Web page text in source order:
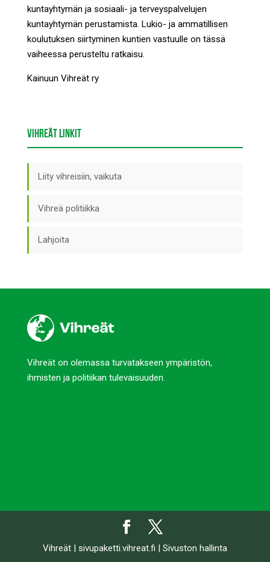
kuntayhtymän ja sosiaali- ja terveyspalvelujen
kuntayhtymän perustamista. Lukio- ja ammatillisen
koulutuksen siirtyminen kuntien vastuulle on tässä
vaiheessa perusteltu ratkaisu.
Kainuun Vihreät ry
VIHREÄT LINKIT
Liity vihreisiin, vaikuta
Vihreä politiikka
Lahjoita
Vihreät on olemassa turvatakseen ympäristön,
ihmisten ja politiikan tulevaisuuden.
Vihreät| sivupaketti.vihreat.fi | Sivuston hallinta